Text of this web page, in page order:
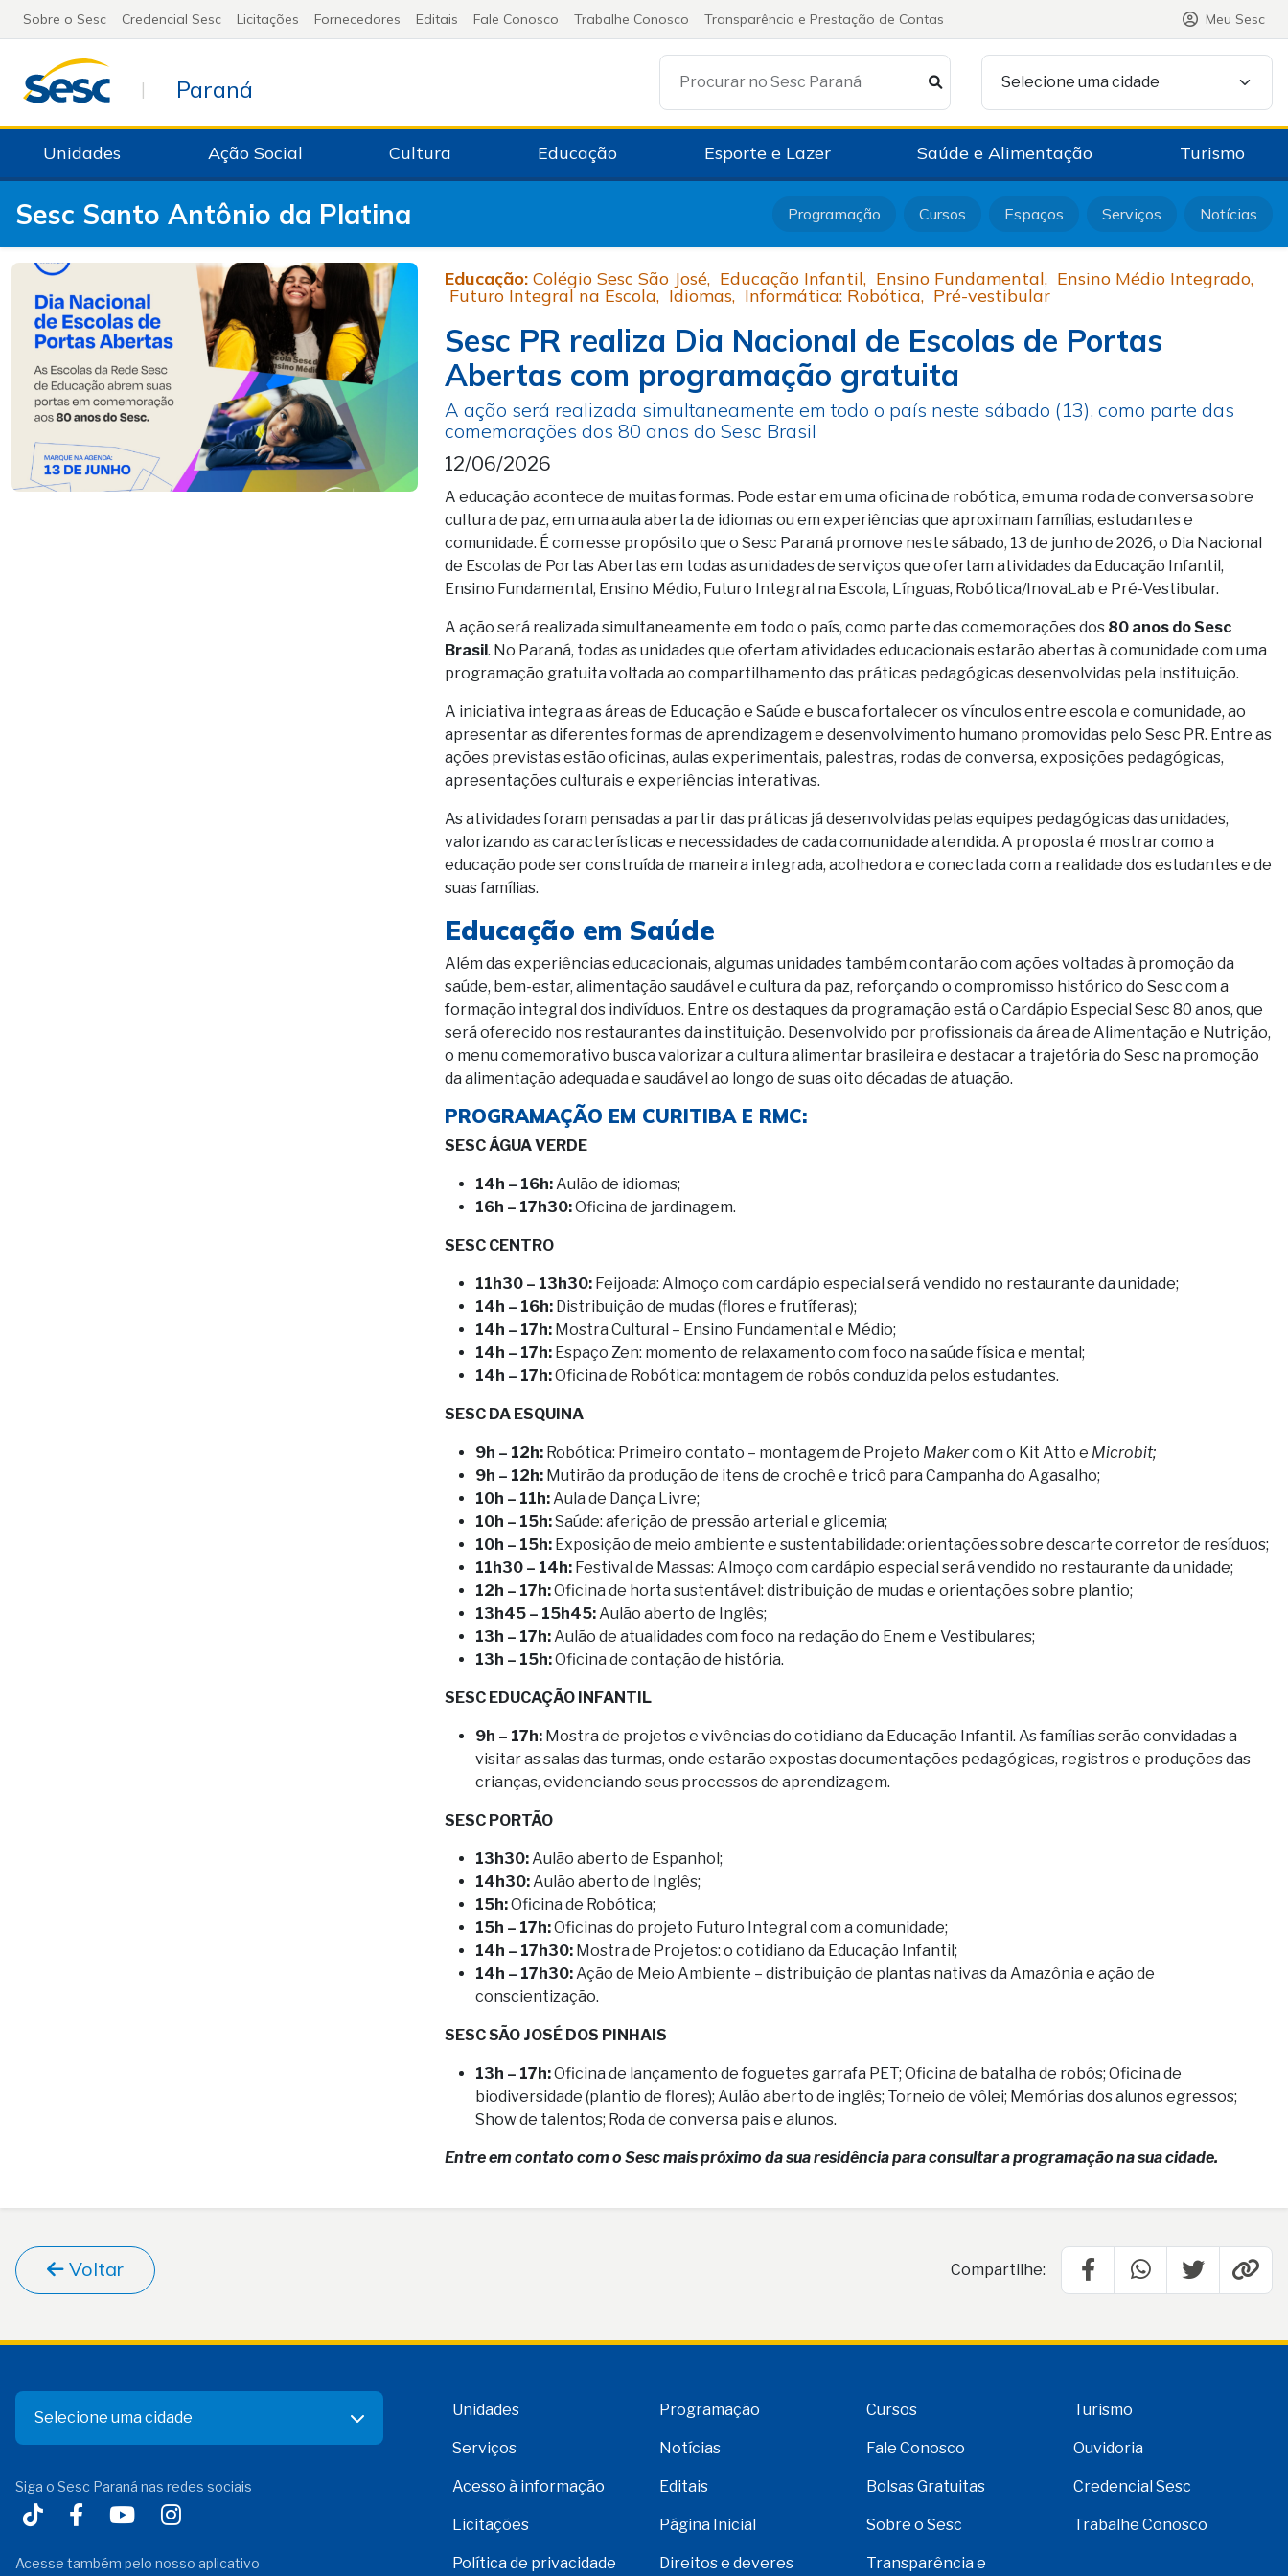
Sobre o Sesc Credencial Sesc Licitações Fornecedores Editais Fale Conosco Trabalhe Conosco Transparência e Prestação de Contas Meu Sesc
Paraná Procurar no Sesc Paraná Selecione uma cidade
Unidades Ação Social Cultura Educação Esporte e Lazer Saúde e Alimentação Turismo
Sesc Santo Antônio da Platina Programação Cursos Espaços Serviços Notícias
Educação: Colégio Sesc São José, Educação Infantil, Ensino Fundamental, Ensino Médio Integrado,
Futuro Integral na Escola, Idiomas, Informática: Robótica, Pré-vestibular
Sesc PR realiza Dia Nacional de Escolas de Portas
Abertas com programação gratuita
A ação será realizada simultaneamente em todo o país neste sábado (13), como parte das
comemorações dos 80 anos do Sesc Brasil
12/06/2026
A educação acontece de muitas formas. Pode estar em uma oficina de robótica, em uma roda de conversa sobre
cultura de paz, em uma aula aberta de idiomas ou em experiências que aproximam famílias, estudantes e
comunidade. É com esse propósito que o Sesc Paraná promove neste sábado, 13 de junho de 2026, o Dia Nacional
de Escolas de Portas Abertas em todas as unidades de serviços que ofertam atividades da Educação Infantil,
Ensino Fundamental, Ensino Médio, Futuro Integral na Escola, Línguas, Robótica/InovaLab e Pré-Vestibular.
A ação será realizada simultaneamente em todo o país, como parte das comemorações dos 80 anos do Sesc
Brasil. No Paraná, todas as unidades que ofertam atividades educacionais estarão abertas à comunidade com uma
programação gratuita voltada ao compartilhamento das práticas pedagógicas desenvolvidas pela instituição.
A iniciativa integra as áreas de Educação e Saúde e busca fortalecer os vínculos entre escola e comunidade, ao
apresentar as diferentes formas de aprendizagem e desenvolvimento humano promovidas pelo Sesc PR. Entre as
ações previstas estão oficinas, aulas experimentais, palestras, rodas de conversa, exposições pedagógicas,
apresentações culturais e experiências interativas.
As atividades foram pensadas a partir das práticas já desenvolvidas pelas equipes pedagógicas das unidades,
valorizando as características e necessidades de cada comunidade atendida. A proposta é mostrar como a
educação pode ser construída de maneira integrada, acolhedora e conectada com a realidade dos estudantes e de
suas famílias.
Educação em Saúde
Além das experiências educacionais, algumas unidades também contarão com ações voltadas à promoção da
saúde, bem-estar, alimentação saudável e cultura da paz, reforçando o compromisso histórico do Sesc com a
formação integral dos indivíduos. Entre os destaques da programação está o Cardápio Especial Sesc 80 anos, que
será oferecido nos restaurantes da instituição. Desenvolvido por profissionais da área de Alimentação e Nutrição,
o menu comemorativo busca valorizar a cultura alimentar brasileira e destacar a trajetória do Sesc na promoção
da alimentação adequada e saudável ao longo de suas oito décadas de atuação.
PROGRAMAÇÃO EM CURITIBA E RMC:
SESC ÁGUA VERDE
14h – 16h: Aulão de idiomas;
16h – 17h30:Oficina de jardinagem.
SESC CENTRO
11h30 – 13h30: Feijoada: Almoço com cardápio especial será vendido no restaurante da unidade;
14h – 16h: Distribuição de mudas (flores e frutíferas);
14h – 17h: Mostra Cultural – Ensino Fundamental e Médio;
14h – 17h: Espaço Zen: momento de relaxamento com foco na saúde física e mental;
14h – 17h:Oficina de Robótica: montagem de robôs conduzida pelos estudantes.
SESC DA ESQUINA
9h – 12h: Robótica: Primeiro contato – montagem de Projeto Makercom o Kit Atto e Microbit;
9h – 12h: Mutirão da produção de itens de crochê e tricô para Campanha do Agasalho;
10h – 11h: Aula de Dança Livre;
10h – 15h:Saúde: aferição de pressão arterial e glicemia;
10h – 15h: Exposição de meio ambiente e sustentabilidade: orientações sobre descarte corretor de resíduos;
11h30 – 14h: Festival de Massas: Almoço com cardápio especial será vendido no restaurante da unidade;
12h – 17h:Oficina de horta sustentável: distribuição de mudas e orientações sobre plantio;
13h45 – 15h45: Aulão aberto de Inglês;
13h – 17h: Aulão de atualidades com foco na redação do Enem e Vestibulares;
13h – 15h:Oficina de contação de história.
SESC EDUCAÇÃO INFANTIL
9h – 17h: Mostra de projetos e vivências do cotidiano da Educação Infantil. As famílias serão convidadas a
visitar as salas das turmas, onde estarão expostas documentações pedagógicas, registros e produções das
crianças, evidenciando seus processos de aprendizagem.
SESC PORTÃO
13h30: Aulão aberto de Espanhol;
14h30: Aulão aberto de Inglês;
15h:Oficina de Robótica;
15h – 17h:Oficinas do projeto Futuro Integral com a comunidade;
14h – 17h30: Mostra de Projetos: o cotidiano da Educação Infantil;
14h – 17h30: Ação de Meio Ambiente – distribuição de plantas nativas da Amazônia e ação de
conscientização.
SESC SÃO JOSÉ DOS PINHAIS
13h – 17h:Oficina de lançamento de foguetes garrafa PET; Oficina de batalha de robôs; Oficina de
biodiversidade (plantio de flores); Aulão aberto de inglês; Torneio de vôlei; Memórias dos alunos egressos;
Show de talentos; Roda de conversa pais e alunos.
Entre em contato com o Sesc mais próximo da sua residência para consultar a programação na sua cidade.
Voltar Compartilhe:
Selecione uma cidade
Siga o Sesc Paraná nas redes sociais
Acesse também pelo nosso aplicativo
Unidades Programação Cursos Turismo
Serviços Notícias Fale Conosco Ouvidoria
Acesso à informação Editais Bolsas Gratuitas Credencial Sesc
Licitações Página Inicial Sobre o Sesc Trabalhe Conosco
Política de privacidade Direitos e deveres Transparência e